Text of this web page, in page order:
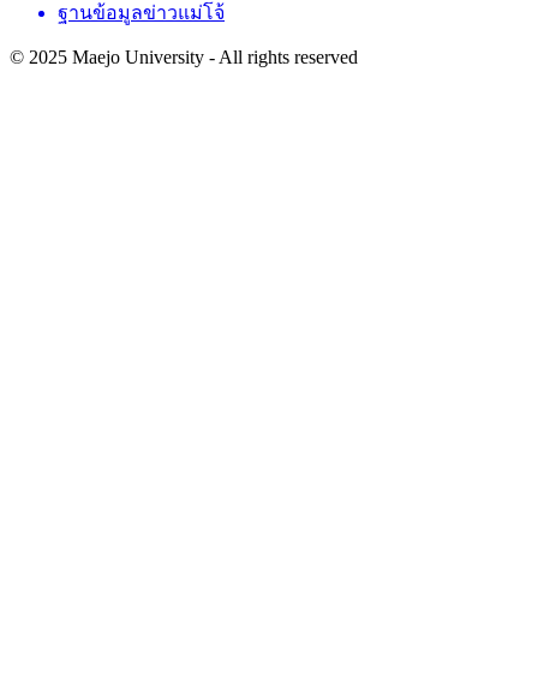
ฐานข้อมูลข่าวแม่โจ้
© 2025 Maejo University - All rights reserved